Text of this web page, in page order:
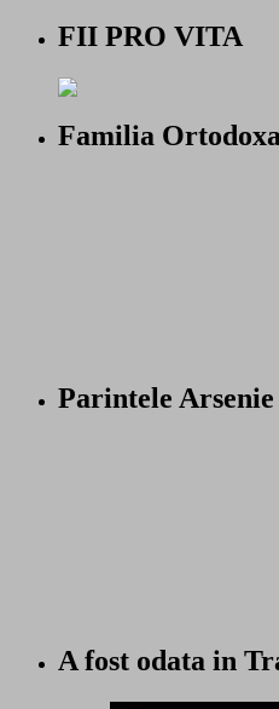
FII PRO VITA
Familia
Parintele Arsenie
A fost odata in